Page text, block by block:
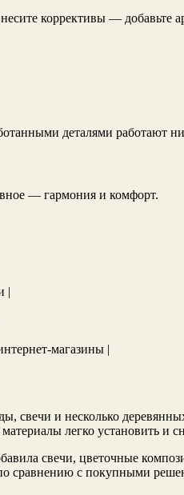
коррективы — добавьте
деталями работают
— гармония и комфорт.
|
магазины |
свечи и несколько
легко установить и
свечи, цветочные
сравнению с покупными